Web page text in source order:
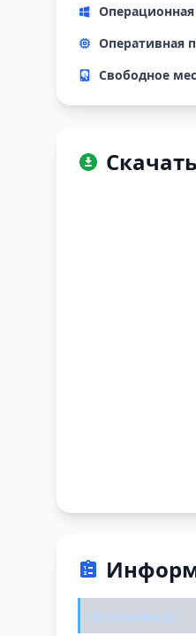
Операционная
Оперативная
Свободное
Установка: